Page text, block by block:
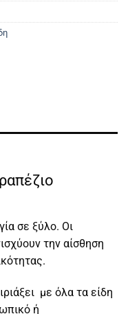
σε ξύλο. Οι
την αίσθηση
με όλα τα είδη
ή